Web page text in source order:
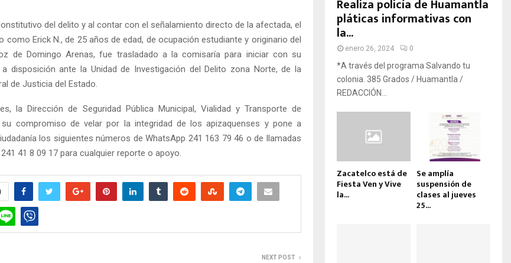
del delito y al contar con el señalamiento directo de la afectada, el
como Erick N., de 25 años de edad, de ocupación estudiante y originario del
de Domingo Arenas, fue trasladado a la comisaría para iniciar con su
disposición ante la Unidad de Investigación del Delito zona Norte, de la
de Justicia del Estado.
la Dirección de Seguridad Pública Municipal, Vialidad y Transporte de
compromiso de velar por la integridad de los apizaquenses y pone a
los siguientes números de WhatsApp 241 163 79 46 o de llamadas
41 8 09 17 para cualquier reporte o apoyo.
NEXT POST
Realiza policía de Huamantla
pláticas informativas con
la...
enero 26, 2024 0
*A través del programa Salvando tu
colonia. 385 Grados / Huamantla /
REDACCIÓN...
Zacatelco está de
Fiesta Ven y Vive
la...
Se amplía
suspensión de
clases al jueves
25...